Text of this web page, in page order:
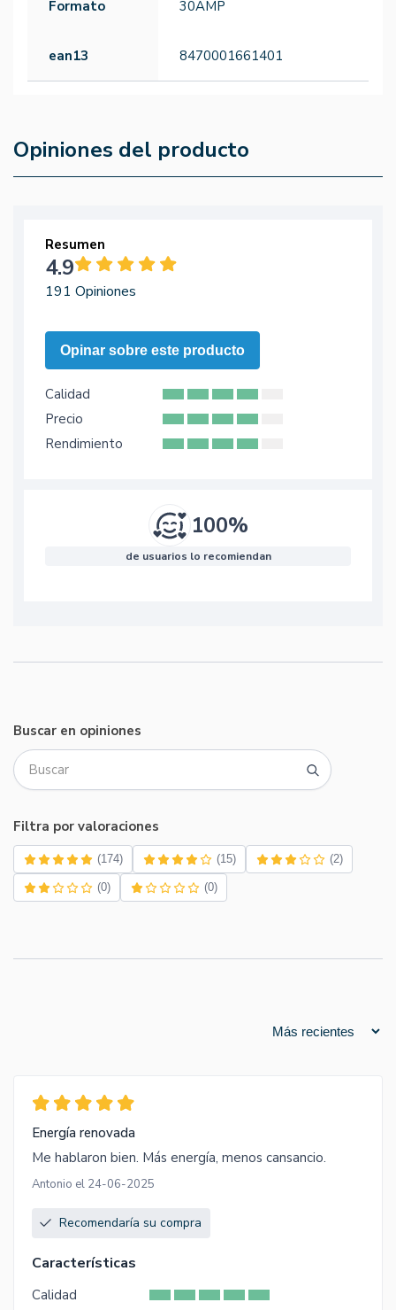
Formato 30AMP
ean13 8470001661401
Opiniones del producto
Resumen
4.9
191 Opiniones
Opinar sobre este producto
Calidad
Precio
Rendimiento
100%
de usuarios lo recomiendan
Buscar en opiniones
Filtra por valoraciones
(174) (15) (2)
(0) (0)
Energía renovada
Me hablaron bien. Más energía, menos cansancio.
Antonio el 24-06-2025
Recomendaría su compra
Características
Calidad